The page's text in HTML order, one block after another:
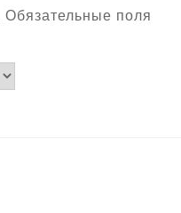
Обязательные поля